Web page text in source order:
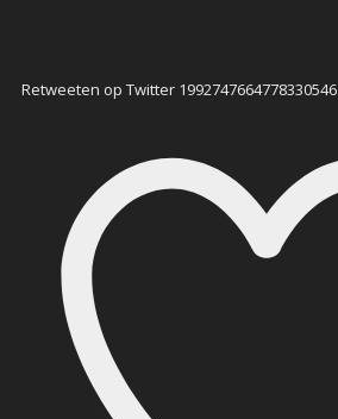
Retweeten op Twitter 1992747664778330546